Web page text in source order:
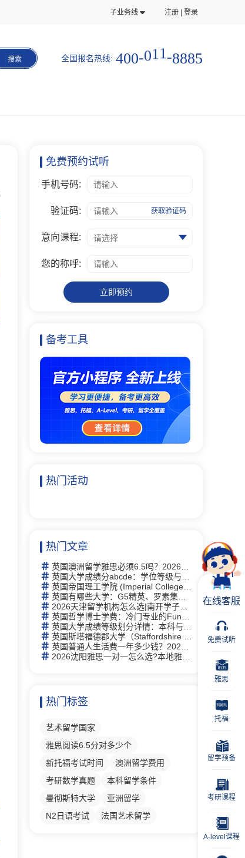
子业务线 注册 | 登录
搜索 全国报名热线: 400-011-8885
免费预约试听
手机号码:
验证码: 获取验证码
意向课程: 请选择
您的称呼:
立即预约
备考工具
热门活动
热门文章
英国澳洲留学雅思必须6.5吗？2026年最新要求详解与替代方案
英国大学成绩分abcde：学位等级与评分体系完全指南
英国帝国理工学院 (Imperial College London)留学指南：2026全球第2、专业及申请全攻略
英国有哪些大学：G5精英、罗素集团及热门院校详解
2026天津留学机构怎么选|南开学子走访 6 家门店，新航道线下完整体验记录
英国哲学博士学费：冷门专业的Funding机会与申请策略
英国大学成绩等级划分详情：本科与硕士学位等级详解及中英对照
英国斯塔福德郡大学（Staffordshire University）研究生有什么专业
英国普通人生活费一年多少钱？2026年最新生活成本全解析
2026沈阳雅思一对一怎么选?本地雅思培训择校思路全梳理
热门标签
艺术留学国家
雅思阅读6.5分对多少个
新托福考试时间
澳洲留学费用
考研数学真题
本科留学条件
曼彻斯特大学
亚洲留学
N2日语考试
法国艺术留学
在线客服
免费试听
雅思
托福
留学预备
考研课程
A-level课程